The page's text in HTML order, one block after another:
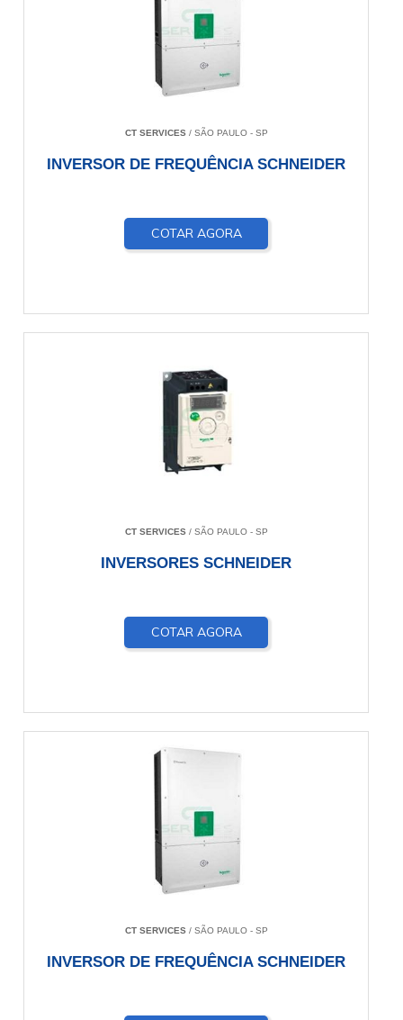
CT SERVICES/ SÃO PAULO - SP
INVERSOR DE FREQUÊNCIA SCHNEIDER
COTAR AGORA
CT SERVICES/ SÃO PAULO - SP
INVERSORES SCHNEIDER
COTAR AGORA
CT SERVICES/ SÃO PAULO - SP
INVERSOR DE FREQUÊNCIA SCHNEIDER